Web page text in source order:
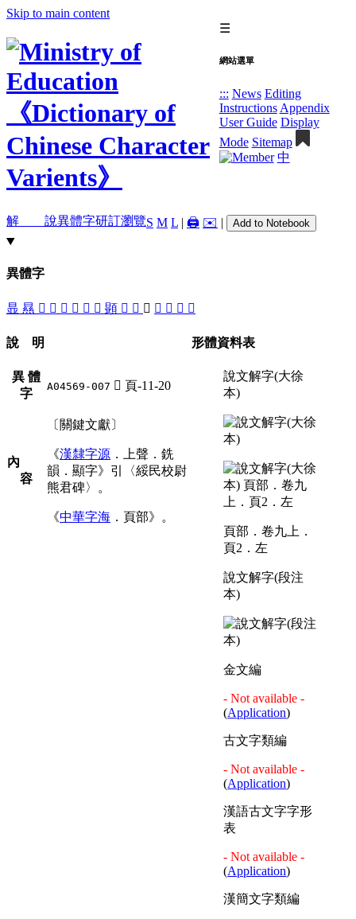
Skip to main content
☰
網站選單
::: News Editing
Instructions Appendix
User Guide Display
Mode Sitemap
中
解 說異體字研訂瀏覽S M L | 🖨️ ✉️ | Add to Notebook
異體字
㫫 㬎 󶪠 󶪣 󶪡 󶪤 󶪥 󶪦 顕 𩔰 󶪝 󶪞 󶪢 󶪟 󶪛 󶪜
說 明
異 體
字
A04569-007 󶪞 頁-11-20
內
容
〔關鍵文獻〕
《漢隸字源 ．上聲．銑
韻．顯字》引〈綏民校尉
熊君碑〉。
《中華字海 ．頁部》。
形體資料表
說文解字(大徐
本)
頁部．卷九上．
頁2．左
說文解字(段注
本)
金文編
- Not available -
(Application)
古文字類編
- Not available -
(Application)
漢語古文字字形
表
- Not available -
(Application)
漢簡文字類編